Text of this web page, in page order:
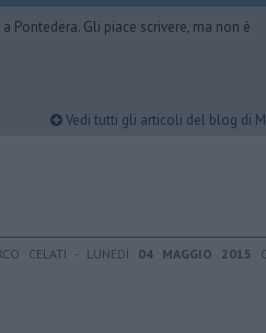
Pontedera. Gli piace scrivere, ma non è
Vedi tutti gli articoli del blog di
CELATI - LUNEDÌ 04 MAGGIO 2015